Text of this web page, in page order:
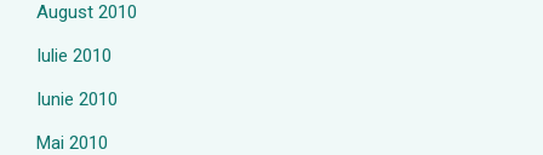
August 2010
Iulie 2010
Iunie 2010
Mai 2010